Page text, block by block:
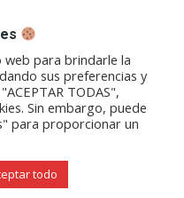
pestaña
Abrir
enlace
en
una
ventana/pestaña
Abrir
enlace
en
una
ventana/pestaña
Abrir
enlace
en
una
Abrir
enlace
en
una
web para brindarle la
sus preferencias y
TODAS",
Sin embargo, puede
para proporcionar un
todo